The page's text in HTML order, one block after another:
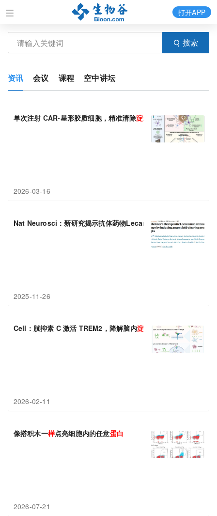
搜索
打开APP
资讯 会议 课程 空中讲坛
单次注射 CAR-星形胶质细胞，精准清除淀粉 样蛋白斑块
2026-03-16
Nat Neurosci：新研究揭示抗体药物Lecanemab清除阿尔茨海默
2025-11-26
Cell：胱抑素 C 激活 TREM2，降解脑内淀粉 样斑块
2026-02-11
像搭积木一样点亮细胞内的任意蛋白
2026-07-21